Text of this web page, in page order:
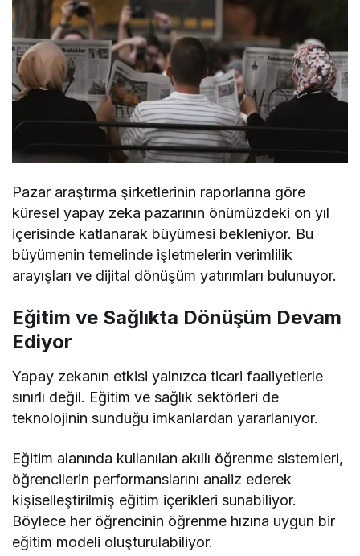
Pazar araştırma şirketlerinin raporlarına göre
küresel yapay zeka pazarının önümüzdeki on yıl
içerisinde katlanarak büyümesi bekleniyor. Bu
büyümenin temelinde işletmelerin verimlilik
arayışları ve dijital dönüşüm yatırımları bulunuyor.
Eğitim ve Sağlıkta Dönüşüm Devam
Ediyor
Yapay zekanın etkisi yalnızca ticari faaliyetlerle
sınırlı değil. Eğitim ve sağlık sektörleri de
teknolojinin sunduğu imkanlardan yararlanıyor.
Eğitim alanında kullanılan akıllı öğrenme sistemleri,
öğrencilerin performanslarını analiz ederek
kişiselleştirilmiş eğitim içerikleri sunabiliyor.
Böylece her öğrencinin öğrenme hızına uygun bir
eğitim modeli oluşturulabiliyor.